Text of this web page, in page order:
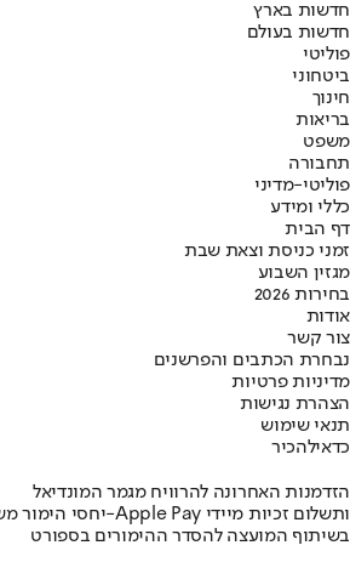
חדשות בארץ
חדשות בעולם
פוליטי
ביטחוני
חינוך
בריאות
משפט
תחבורה
פוליטי-מדיני
כללי ומידע
דף הבית
זמני כניסת וצאת שבת
מגזין השבוע
בחירות 2026
אודות
צור קשר
נבחרת הכתבים והפרשנים
מדיניות פרטיות
הצהרת נגישות
תנאי שימוש
כדאילהכיר
הזדמנות האחרונה להרוויח מגמר המונדיאל
יחסי הימור משופרים, הפקדות ב-Apple Pay ותשלום זכיות מיידי
בשיתוף המועצה להסדר ההימורים בספורט